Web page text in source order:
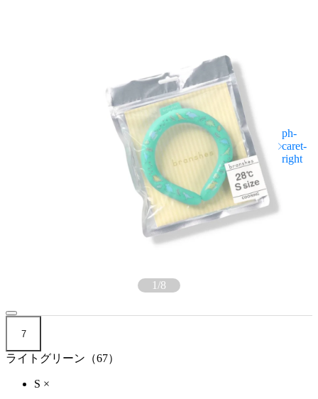
1/8
7
ライトグリーン（67）
S ×